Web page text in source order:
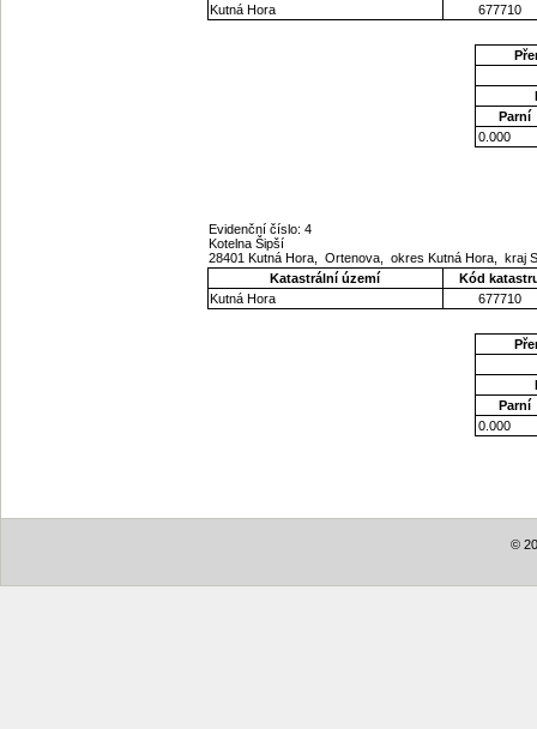
Kutná Hora
677710
Parní
0.000
Evidenční číslo: 4
Kotelna Šipší
28401 Kutná Hora, Ortenova, okres Kutná Hora, kraj
Katastrální území
Kód
Kutná Hora
677710
Parní
0.000
©